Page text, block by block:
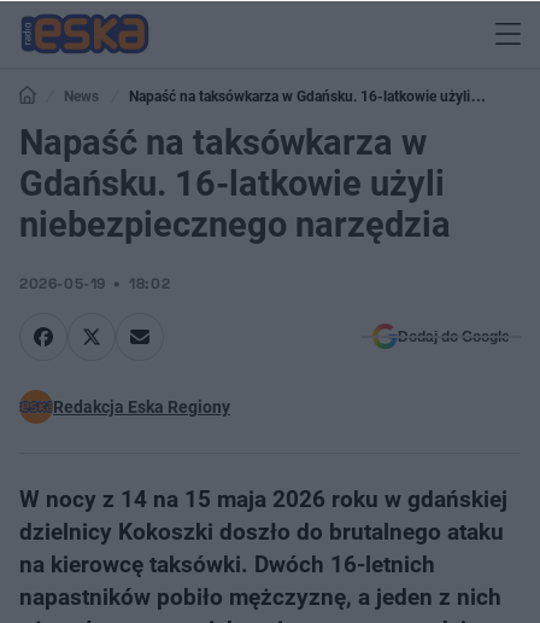
News
Napaść na taksówkarza w Gdańsku. 16-latkowie użyli
niebezpiecznego narzędzia
Napaść na taksówkarza w
Gdańsku. 16-latkowie użyli
niebezpiecznego narzędzia
2026-05-19 18:02
Dodaj do Google
Redakcja Eska Regiony
W nocy z 14 na 15 maja 2026 roku w gdańskiej
dzielnicy Kokoszki doszło do brutalnego ataku
na kierowcę taksówki. Dwóch 16-letnich
napastników pobiło mężczyznę, a jeden z nich